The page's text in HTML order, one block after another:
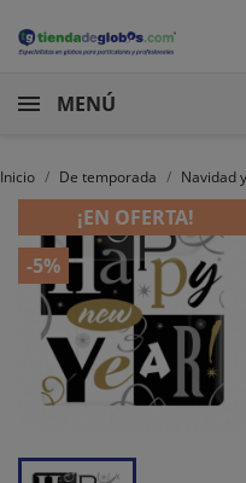
MENÚ
Inicio De temporada Navidad
¡EN OFERTA!
-5%